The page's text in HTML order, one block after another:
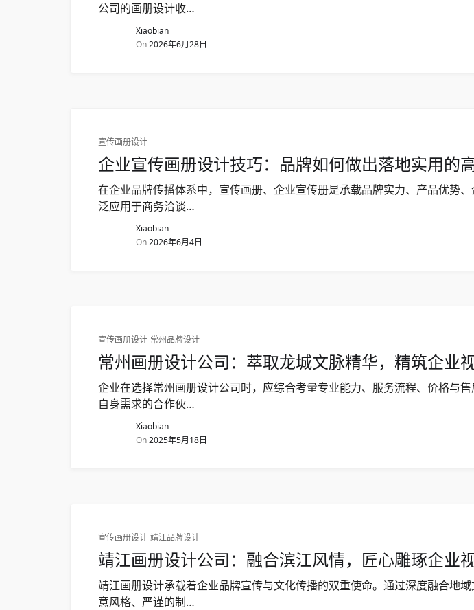
公司的画册设计收…
Xiaobian
On2026年6月28日
宣传画册设计
企业宣传画册设计技巧：品牌如何做出落地实用的
在企业品牌传播体系中，宣传画册、企业宣传册是承载品牌实力、产品优势
泛应用于商务洽谈…
Xiaobian
On2026年6月4日
宣传画册设计 常州品牌设计
常州画册设计公司：萃取龙城文脉精华，精筑企业
企业在选择常州画册设计公司时，应综合考量专业能力、服务流程、价格与
自身需求的合作伙…
Xiaobian
On2025年5月18日
宣传画册设计 靖江品牌设计
靖江画册设计公司：融合滨江风情，匠心雕琢企业
靖江画册设计承载着企业品牌宣传与文化传播的双重使命。通过深度融合地
意风格、严谨的制…